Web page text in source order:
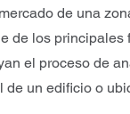
de una
de los principales
el proceso de
de un edificio o